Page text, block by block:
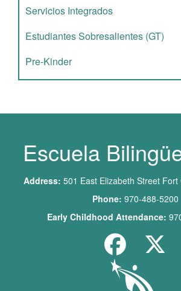
Servicios Integrados
Estudiantes Sobresalientes (GT)
Pre-Kinder
Escuela
Address: 501 East Elizabeth Street
Phone: 970-488-5200
Early Childhood Attendance: